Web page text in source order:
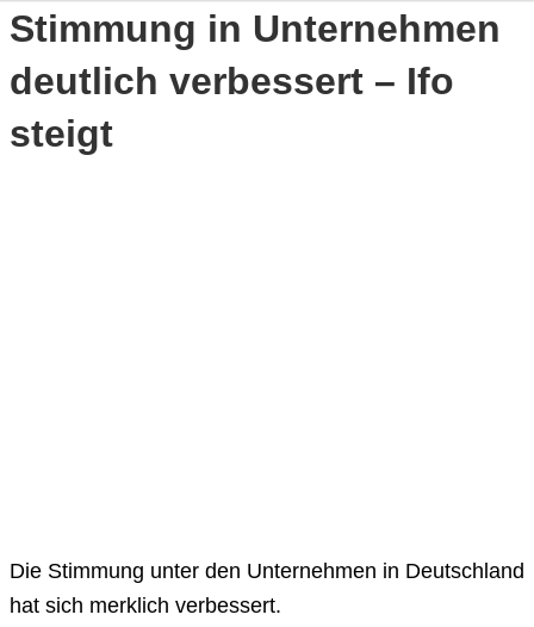
Stimmung in Unternehmen
deutlich verbessert – Ifo
steigt
Die Stimmung unter den Unternehmen in Deutschland
hat sich merklich verbessert.